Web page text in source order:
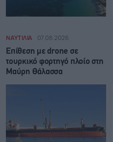
ΝΑΥΤΙΛΙΑ 07.08.2026
Επίθεση με drone σε
τουρκικό φορτηγό πλοίο στη
Μαύρη Θάλασσα